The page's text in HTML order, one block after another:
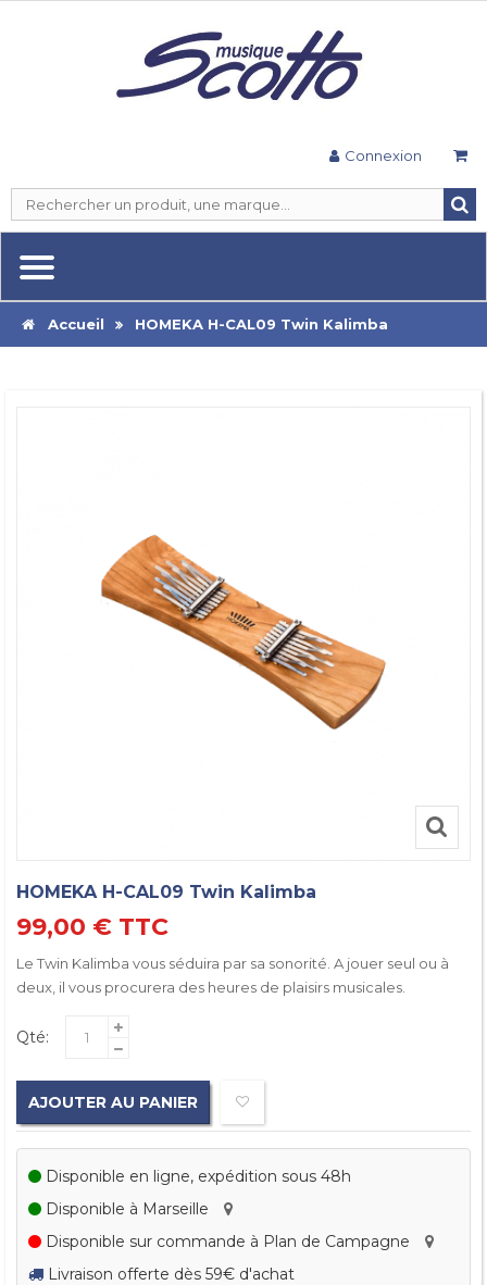
Connexion
Accueil HOMEKA H-CAL09 Twin Kalimba
HOMEKA H-CAL09 Twin Kalimba
99,00 € TTC
Le Twin Kalimba vous séduira par sa sonorité. A jouer seul ou à
deux, il vous procurera des heures de plaisirs musicales.
Qté:
AJOUTER AU PANIER
Disponible en ligne, expédition sous 48h
Disponible à Marseille
Disponible sur commande à Plan de Campagne
Livraison offerte dès 59€ d'achat